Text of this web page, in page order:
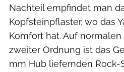
Nachteil empfindet man
Kopfsteinpflaster, wo das
Komfort hat. Auf
zweiter Ordnung ist das
mm Hub liefernden Rock-